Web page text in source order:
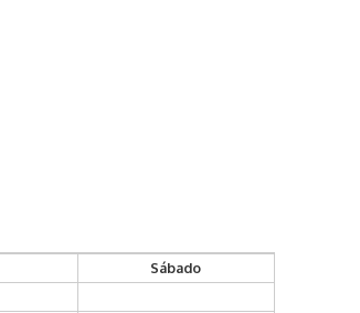
Sábado